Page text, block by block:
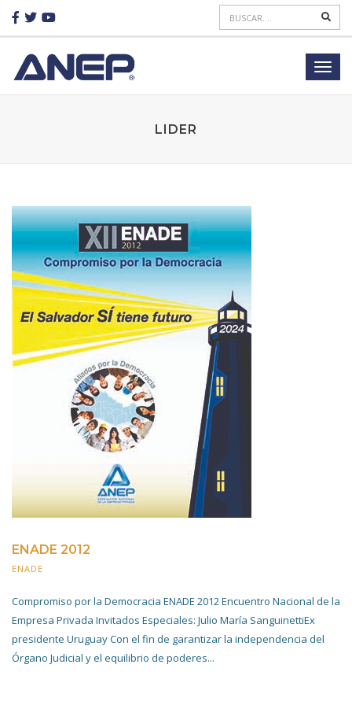
LIDER
ENADE 2012
ENADE
Compromiso por la Democracia ENADE 2012 Encuentro Nacional de la
Empresa Privada Invitados Especiales: Julio María SanguinettiEx
presidente Uruguay Con el fin de garantizar la independencia del
Órgano Judicial y el equilibrio de poderes...